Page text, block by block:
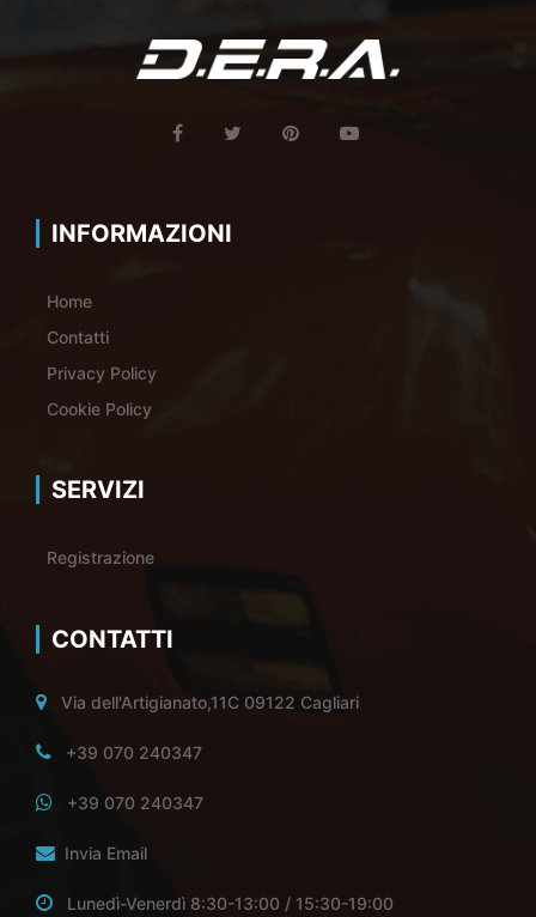
INFORMAZIONI
Home
Contatti
Privacy Policy
Cookie Policy
SERVIZI
Registrazione
CONTATTI
Via dell'Artigianato,11C 09122 Cagliari
+39 070 240347
+39 070 240347
Invia Email
Lunedì-Venerdì 8:30-13:00 / 15:30-19:00